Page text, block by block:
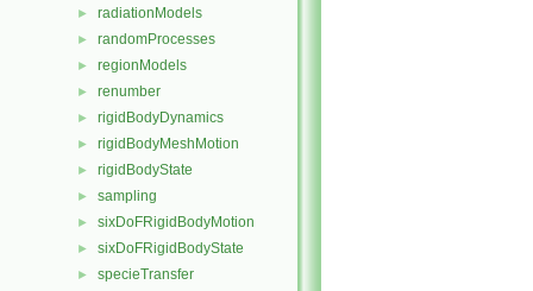
► radiationModels
► randomProcesses
► regionModels
► renumber
► rigidBodyDynamics
► rigidBodyMeshMotion
► rigidBodyState
► sampling
► sixDoFRigidBodyMotion
► sixDoFRigidBodyState
► specieTransfer